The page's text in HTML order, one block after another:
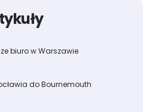
biuro w Warszawie
do Bournemouth